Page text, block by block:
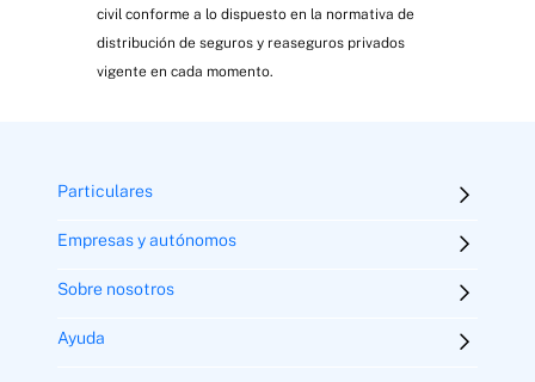
civil conforme a lo dispuesto en la normativa de
distribución de seguros y reaseguros privados
vigente en cada momento.
Particulares
Empresas y autónomos
Sobre nosotros
Ayuda